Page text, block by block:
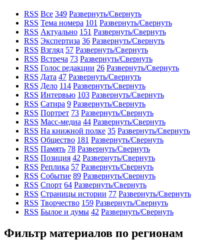
RSS Все 349 Развернуть/Свернуть
RSS Тема номера 101 Развернуть/Свернуть
RSS Актуально 151 Развернуть/Свернуть
RSS Экспертиза 36 Развернуть/Свернуть
RSS Взгляд 57 Развернуть/Свернуть
RSS Встреча 73 Развернуть/Свернуть
RSS Голос редакции 26 Развернуть/Свернуть
RSS Дата 47 Развернуть/Свернуть
RSS Дело 114 Развернуть/Свернуть
RSS Интервью 103 Развернуть/Свернуть
RSS Сатира 9 Развернуть/Свернуть
RSS Портрет 73 Развернуть/Свернуть
RSS Масс-медиа 44 Развернуть/Свернуть
RSS На книжной полке 35 Развернуть/Свернуть
RSS Общество 181 Развернуть/Свернуть
RSS Память 78 Развернуть/Свернуть
RSS Позиция 42 Развернуть/Свернуть
RSS Реплика 57 Развернуть/Свернуть
RSS Событие 89 Развернуть/Свернуть
RSS Спорт 64 Развернуть/Свернуть
RSS Страницы истории 77 Развернуть/Свернуть
RSS Творчество 159 Развернуть/Свернуть
RSS Былое и думы 42 Развернуть/Свернуть
Фильтр материалов по регионам